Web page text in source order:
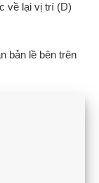
về lại vị trí (D)
bản lề bên trên